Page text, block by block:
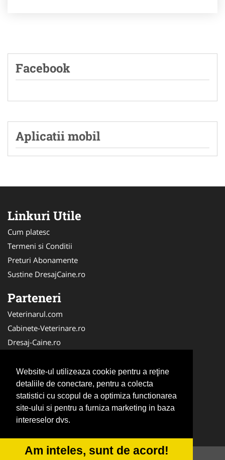
Website-ul utilizeaza cookie pentru a reţine
detaliile de conectare, pentru a colecta
statistici cu scopul de a optimiza functionarea
site-ului si pentru a furniza marketing in baza
intereselor dvs.
Am inteles, sunt de acord!
Facebook
Aplicatii mobil
Linkuri Utile
Cum platesc
Termeni si Conditii
Preturi Abonamente
Sustine DresajCaine.ro
Parteneri
Veterinarul.com
Cabinete-Veterinare.ro
Dresaj-Caine.ro
Medic-Bun.com
SalonFrizerieCanina.com
DresajCaine.ro
NonStopDeschis.ro